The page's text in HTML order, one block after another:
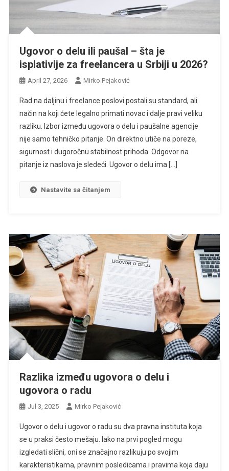
Ugovor o delu ili paušal – šta je
isplativije za freelancera u Srbiji u 2026?
April 27, 2026 Mirko Pejaković
Rad na daljinu i freelance poslovi postali su standard, ali
način na koji ćete legalno primati novac i dalje pravi veliku
razliku. Izbor između ugovora o delu i paušalne agencije
nije samo tehničko pitanje. On direktno utiče na poreze,
sigurnost i dugoročnu stabilnost prihoda. Odgovor na
pitanje iz naslova je sledeći. Ugovor o delu ima […]
Nastavite sa čitanjem
Razlika između ugovora o delu i
ugovora o radu
Jul 3, 2025 Mirko Pejaković
Ugovor o delu i ugovor o radu su dva pravna instituta koja
se u praksi često mešaju. Iako na prvi pogled mogu
izgledati slični, oni se značajno razlikuju po svojim
karakteristikama, pravnim posledicama i pravima koja daju